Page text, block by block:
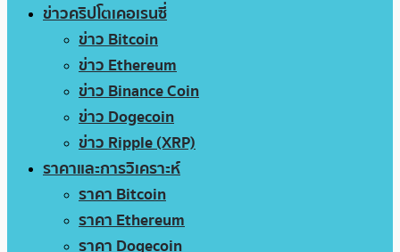
ข่าวคริปโตเคอเรนซี่
ข่าว Bitcoin
ข่าว Ethereum
ข่าว Binance Coin
ข่าว Dogecoin
ข่าว Ripple (XRP)
ราคาและการวิเคราะห์
ราคา Bitcoin
ราคา Ethereum
ราคา Dogecoin